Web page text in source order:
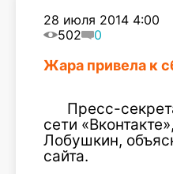
28 июля 2014 4:00
502
0
Жара привела к
Пресс-
сети
Лобушкин,
сайта.